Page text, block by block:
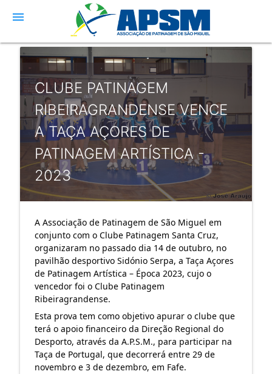
menu
CLUBE PATINAGEM
RIBEIRAGRANDENSE VENCE
A TAÇA AÇORES DE
PATINAGEM ARTÍSTICA -
2023
A Associação de Patinagem de São Miguel em
conjunto com o Clube Patinagem Santa Cruz,
organizaram no passado dia 14 de outubro, no
pavilhão desportivo Sidónio Serpa, a Taça Açores
de Patinagem Artística – Época 2023, cujo o
vencedor foi o Clube Patinagem
Ribeiragrandense.
Esta prova tem como objetivo apurar o clube que
terá o apoio financeiro da Direção Regional do
Desporto, através da A.P.S.M., para participar na
Taça de Portugal, que decorrerá entre 29 de
novembro e 3 de dezembro, em Fafe.